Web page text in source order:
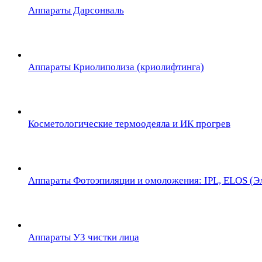
Аппараты Дарсонваль
Аппараты Криолиполиза (криолифтинга)
Косметологические термоодеяла и ИК прогрев
Аппараты Фотоэпиляции и омоложения: IPL, ELOS
Аппараты УЗ чистки лица